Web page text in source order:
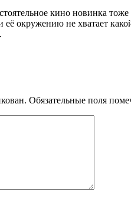
кино новинка
окружению не хватает
Обязательные поля